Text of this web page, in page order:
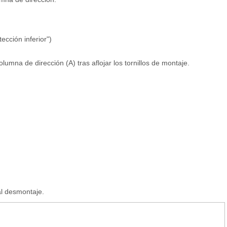
inferior")
de dirección (A) tras aflojar los tornillos de montaje.
desmontaje.